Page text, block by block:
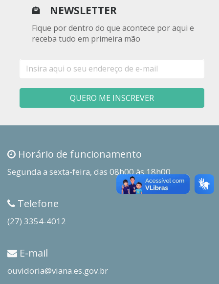
NEWSLETTER
Fique por dentro do que acontece por aqui e
receba tudo em primeira mão
mail
QUERO ME INSCREVER
Horário de funcionamento
Segunda a sexta-feira, das 08h00 às 18h00
Telefone
(27) 3354-4012
E-mail
ouvidoria@viana.es.gov.br